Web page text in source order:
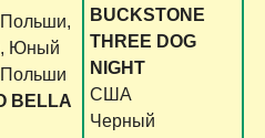
Юный
BELLA
BUCKSTONE
THREE DOG
NIGHT
США
Черный